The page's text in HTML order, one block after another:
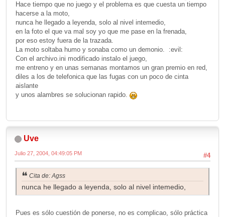
Hace tiempo que no juego y el problema es que cuesta un tiempo
hacerse a la moto,
nunca he llegado a leyenda, solo al nivel intemedio,
en la foto el que va mal soy yo que me pase en la frenada,
por eso estoy fuera de la trazada.
La moto soltaba humo y sonaba como un demonio. :evil:
Con el archivo.ini modificado instalo el juego,
me entreno y en unas semanas montamos un gran premio en red,
diles a los de telefonica que las fugas con un poco de cinta
aislante
y unos alambres se solucionan rapido.
Uve
#4
Julio 27, 2004, 04:49:05 PM
Cita de: Agss
nunca he llegado a leyenda, solo al nivel intemedio,
Pues es sólo cuestión de ponerse, no es complicao, sólo práctica